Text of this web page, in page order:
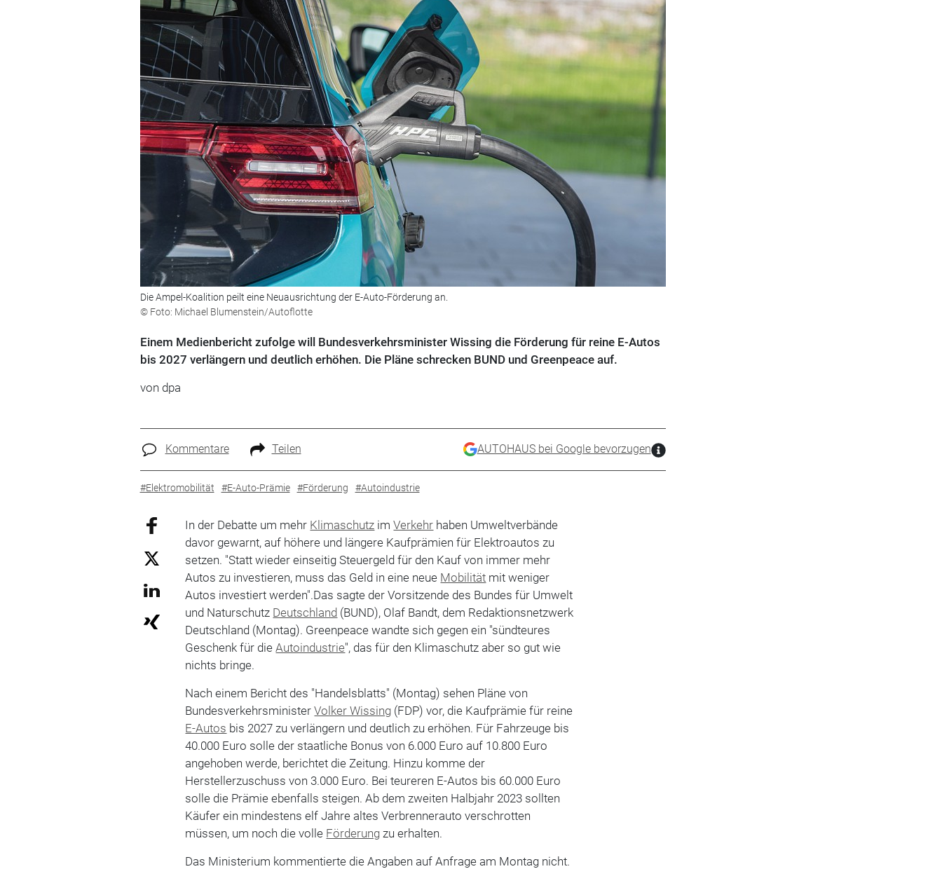
Die Ampel-Koalition peilt eine Neuausrichtung der E-Auto-Förderung an.
© Foto: Michael Blumenstein/Autoflotte
Einem Medienbericht zufolge will Bundesverkehrsminister Wissing die Förderung für reine E-Autos
bis 2027 verlängern und deutlich erhöhen. Die Pläne schrecken BUND und Greenpeace auf.
von dpa
Kommentare Teilen AUTOHAUS bei Google bevorzugen
#Elektromobilität #E-Auto-Prämie #Förderung #Autoindustrie
In der Debatte um mehr Klimaschutz imVerkehr haben Umweltverbände
davor gewarnt, auf höhere und längere Kaufprämien für Elektroautos zu
setzen. "Statt wieder einseitig Steuergeld für den Kauf von immer mehr
Autos zu investieren, muss das Geld in eine neue Mobilität mit weniger
Autos investiert werden".Das sagte der Vorsitzende des Bundes für Umwelt
und Naturschutz Deutschland (BUND), Olaf Bandt, dem Redaktionsnetzwerk
Deutschland (Montag). Greenpeace wandte sich gegen ein "sündteures
Geschenk für dieAutoindustrie", das für den Klimaschutz aber so gut wie
nichts bringe.
Nach einem Bericht des "Handelsblatts" (Montag) sehen Pläne von
BundesverkehrsministerVolker Wissing (FDP) vor, die Kaufprämie für reine
E-Autos bis 2027 zu verlängern und deutlich zu erhöhen. Für Fahrzeuge bis
40.000 Euro solle der staatliche Bonus von 6.000 Euro auf 10.800 Euro
angehoben werde, berichtet die Zeitung. Hinzu komme der
Herstellerzuschuss von 3.000 Euro. Bei teureren E-Autos bis 60.000 Euro
solle die Prämie ebenfalls steigen. Ab dem zweiten Halbjahr 2023 sollten
Käufer ein mindestens elf Jahre altes Verbrennerauto verschrotten
müssen, um noch die volle Förderung zu erhalten.
Das Ministerium kommentierte die Angaben auf Anfrage am Montag nicht.